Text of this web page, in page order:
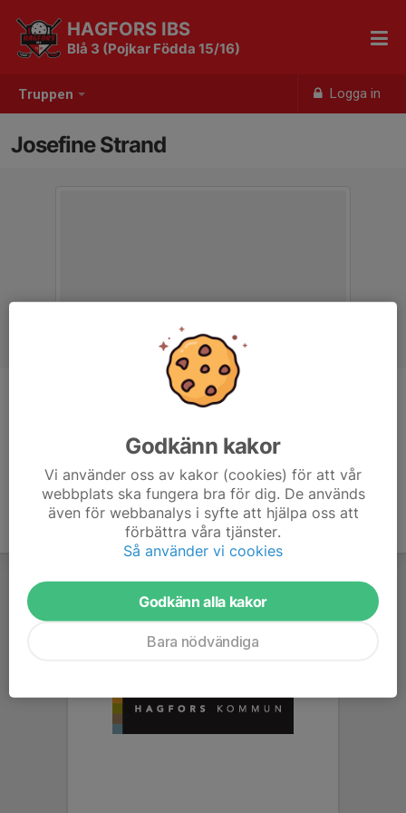
Truppen Logga in
HAGFORS IBS
Blå 3 (Pojkar Födda 15/16)
Josefine Strand
Tränare
Godkänn kakor
Vi använder oss av kakor (cookies) för att vår
webbplats ska fungera bra för dig. De används
även för webbanalys i syfte att hjälpa oss att
förbättra våra tjänster.
Så använder vi cookies
Godkänn alla kakor
Bara nödvändiga